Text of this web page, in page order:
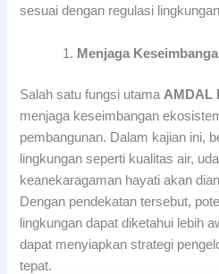
sesuai dengan regulasi
Menjaga
Salah satu fungsi utama AMDAL
menjaga keseimbangan
pembangunan. Dalam kajian ini,
lingkungan seperti kualitas air,
keanekaragaman hayati akan
Dengan pendekatan tersebut,
lingkungan dapat diketahui lebih
dapat menyiapkan strategi
tepat.